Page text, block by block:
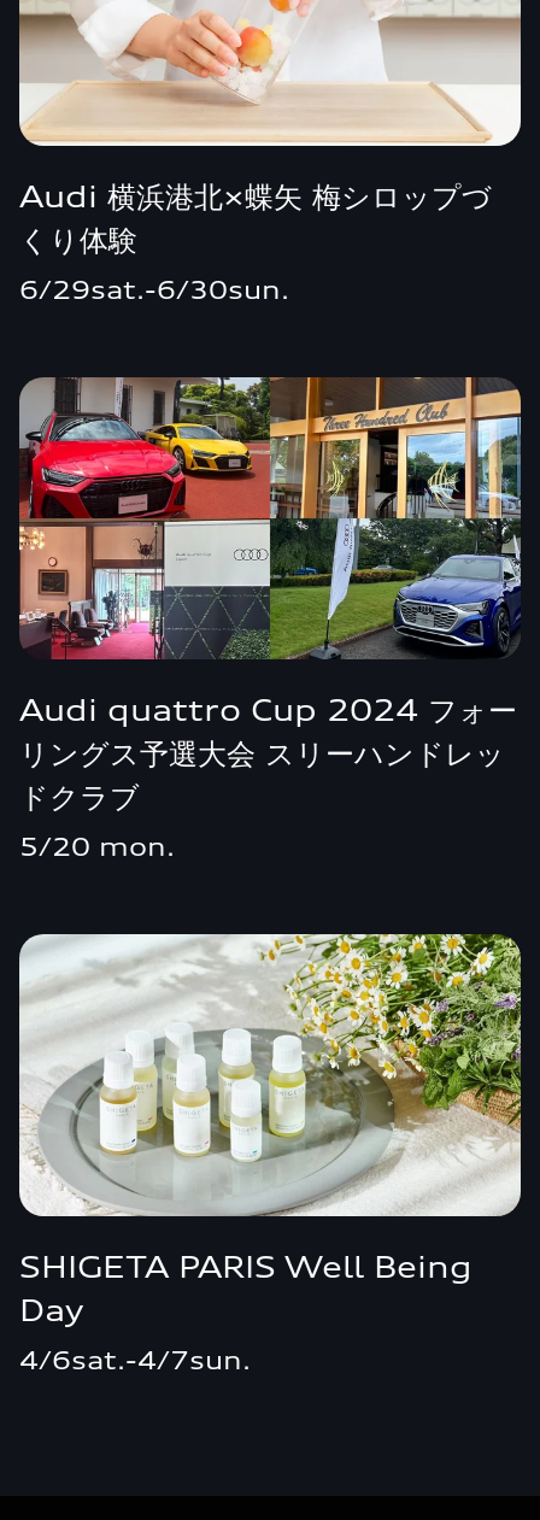
Audi 横浜港北×蝶矢 梅シロップづ
くり体験
6/29sat.-6/30sun.
Audi quattro Cup 2024 フォー
リングス予選大会 スリーハンドレッ
ドクラブ
5/20 mon.
SHIGETA PARIS Well Being
Day
4/6sat.-4/7sun.